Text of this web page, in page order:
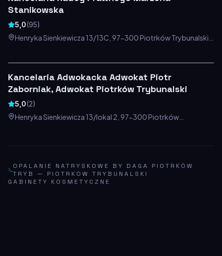
Stanikowska
5,0(95)
Henryka Sienkiewicza 13/13C, 97-300 Piotrków Trybunalski,
Kancelaria Adwokacka Adwokat Piotr
Zaborniak, Adwokat Piotrków Trybunalski
5,0(2)
Henryka Sienkiewicza 13/lokal 2, 97-300 Piotrków
OPALANIE NATRYSKOWE BY DAGA PIOTRKÓW
TRYB
— PIOTRKÓW TRYBUNALSKI
GABINETY KOSMETYCZNE